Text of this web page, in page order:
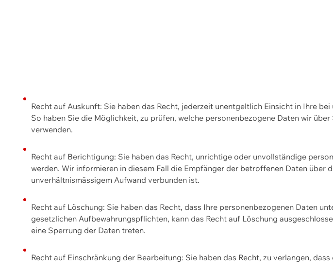
Recht auf Auskunft: Sie haben das Recht, jederzeit unentgeltlich Einsicht in Ihre
So haben Sie die Möglichkeit, zu prüfen, welche personenbezogene Daten wir
verwenden.
Recht auf Berichtigung: Sie haben das Recht, unrichtige oder unvollständige
werden. Wir informieren in diesem Fall die Empfänger der betroffenen Daten
unverhältnismässigem Aufwand verbunden ist.
Recht auf Löschung: Sie haben das Recht, dass Ihre personenbezogenen Daten
gesetzlichen Aufbewahrungspflichten, kann das Recht auf Löschung
eine Sperrung der Daten treten.
Recht auf Einschränkung der Bearbeitung: Sie haben das Recht, zu verlangen,